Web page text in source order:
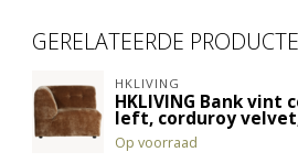
GERELATEERDE
HKLIVING
HKLIVING Bank vint
left, corduroy
Op voorraad